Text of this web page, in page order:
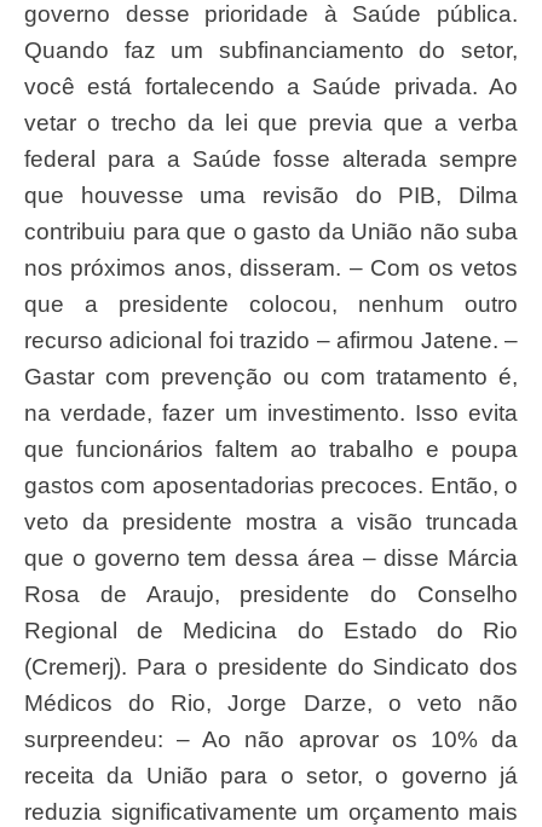
governo desse prioridade à Saúde pública.
Quando faz um subfinanciamento do setor,
você está fortalecendo a Saúde privada. Ao
vetar o trecho da lei que previa que a verba
federal para a Saúde fosse alterada sempre
que houvesse uma revisão do PIB, Dilma
contribuiu para que o gasto da União não suba
nos próximos anos, disseram. – Com os vetos
que a presidente colocou, nenhum outro
recurso adicional foi trazido – afirmou Jatene. –
Gastar com prevenção ou com tratamento é,
na verdade, fazer um investimento. Isso evita
que funcionários faltem ao trabalho e poupa
gastos com aposentadorias precoces. Então, o
veto da presidente mostra a visão truncada
que o governo tem dessa área – disse Márcia
Rosa de Araujo, presidente do Conselho
Regional de Medicina do Estado do Rio
(Cremerj). Para o presidente do Sindicato dos
Médicos do Rio, Jorge Darze, o veto não
surpreendeu: – Ao não aprovar os 10% da
receita da União para o setor, o governo já
reduzia significativamente um orçamento mais